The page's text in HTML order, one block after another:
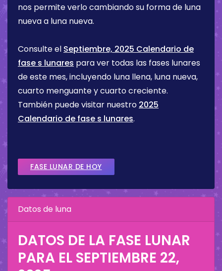
nos permite verlo cambiando su forma de luna
nueva a luna nueva.
Consulte el Septiembre, 2025 Calendario de
fase s lunares para ver todas las fases lunares
de este mes, incluyendo luna llena, luna nueva,
cuarto menguante y cuarto creciente.
También puede visitar nuestro 2025
Calendario de fase s lunares.
FASE LUNAR DE HOY
Datos de luna
DATOS DE LA FASE LUNAR
PARA EL SEPTIEMBRE 22,